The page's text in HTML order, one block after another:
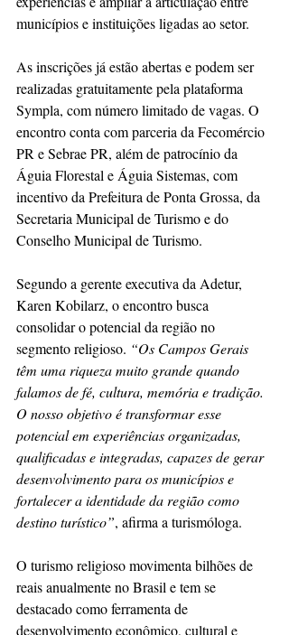
municípios e instituições ligadas ao setor.
As inscrições já estão abertas e podem ser
realizadas gratuitamente pela plataforma
Sympla, com número limitado de vagas. O
encontro conta com parceria da Fecomércio
PR e Sebrae PR, além de patrocínio da
Águia Florestal e Águia Sistemas, com
incentivo da Prefeitura de Ponta Grossa, da
Secretaria Municipal de Turismo e do
Conselho Municipal de Turismo.
Segundo a gerente executiva da Adetur,
Karen Kobilarz, o encontro busca
consolidar o potencial da região no
segmento religioso. “Os Campos Gerais
têm uma riqueza muito grande quando
falamos de fé, cultura, memória e tradição.
O nosso objetivo é transformar esse
potencial em experiências organizadas,
qualificadas e integradas, capazes de gerar
desenvolvimento para os municípios e
fortalecer a identidade da região como
destino turístico”, afirma a turismóloga.
O turismo religioso movimenta bilhões de
reais anualmente no Brasil e tem se
destacado como ferramenta de
desenvolvimento econômico, cultural e